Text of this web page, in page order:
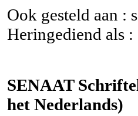
Ook gesteld aan :
Heringediend als
SENAAT
het Nederlands)